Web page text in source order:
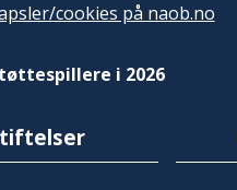
cookies på naob.no
i 2026